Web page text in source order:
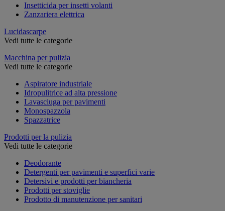
Insetticida per insetti volanti
Zanzariera elettrica
Lucidascarpe
Vedi tutte le categorie
Macchina per pulizia
Vedi tutte le categorie
Aspiratore industriale
Idropulitrice ad alta pressione
Lavasciuga per pavimenti
Monospazzola
Spazzatrice
Prodotti per la pulizia
Vedi tutte le categorie
Deodorante
Detergenti per pavimenti e superfici varie
Detersivi e prodotti per biancheria
Prodotti per stoviglie
Prodotto di manutenzione per sanitari